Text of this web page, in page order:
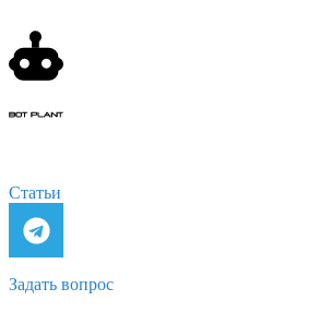
Статьи
Задать вопрос